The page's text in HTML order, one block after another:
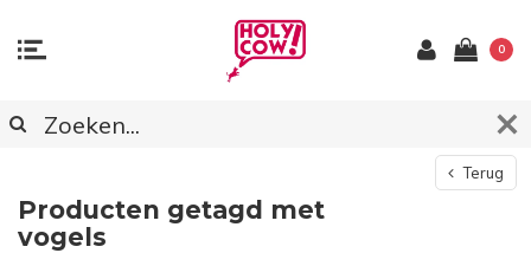
0
Terug
Producten getagd met
vogels